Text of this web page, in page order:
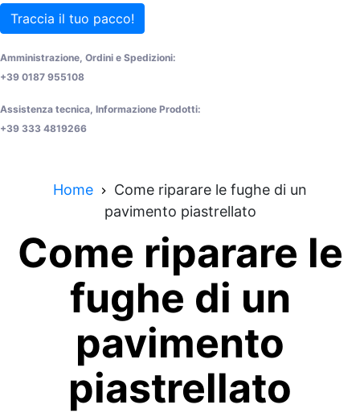
Traccia il tuo pacco!
Amministrazione, Ordini e Spedizioni:
+39 0187 955108
Assistenza tecnica, Informazione Prodotti:
+39 333 4819266
Home
Come riparare le fughe di un
pavimento piastrellato
Come riparare le
fughe di un
pavimento
piastrellato